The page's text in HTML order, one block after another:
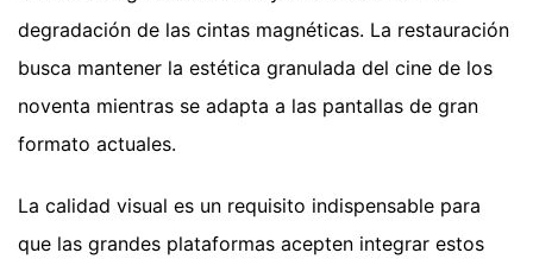
degradación de las cintas magnéticas. La restauración
busca mantener la estética granulada del cine de los
noventa mientras se adapta a las pantallas de gran
formato actuales.
La calidad visual es un requisito indispensable para
que las grandes plataformas acepten integrar estos